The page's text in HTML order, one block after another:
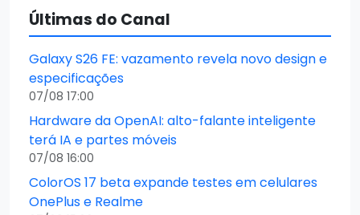
Últimas do Canal
Galaxy S26 FE: vazamento revela novo design e
especificações
07/08 17:00
Hardware da OpenAI: alto-falante inteligente
terá IA e partes móveis
07/08 16:00
ColorOS 17 beta expande testes em celulares
OnePlus e Realme